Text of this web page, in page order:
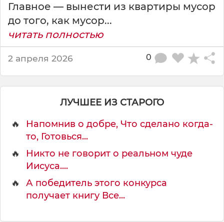
о
р
Главное — вынести из квартиры мусор
до того, как мусор...
читать полностью
2 апреля 2026 0
ЛУЧШЕЕ ИЗ СТАРОГО
🔥
Напомнив о добре, Что сделано когда-
то, Готовься...
🔥
Никто не говорит о реальном чуде
Иисуса....
🔥
А победитель этого конкурса
получает книгу Все...